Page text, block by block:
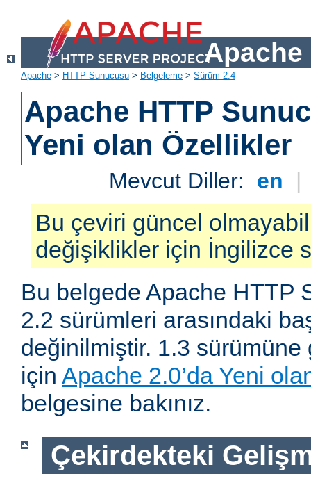
Apache
Apache > HTTP Sunucusu > Belgeleme > Sürüm 2.4
Apache HTTP
Yeni olan Özellikler
Mevcut Diller: en |
Bu çeviri güncel
değişiklikler için İngilizce
Bu belgede Apache HTTP
2.2 sürümleri arasındaki
değinilmiştir. 1.3
için Apache 2.0’da Yeni
belgesine bakınız.
Çekirdekteki